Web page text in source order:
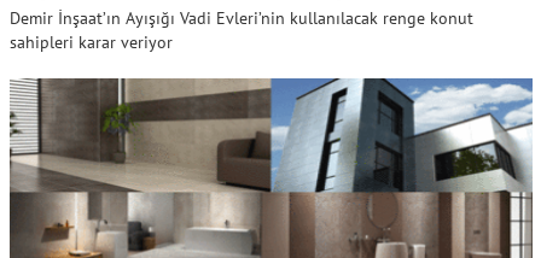
Demir İnşaat’ın Ayışığı Vadi Evleri’nin kullanılacak renge konut
sahipleri karar veriyor